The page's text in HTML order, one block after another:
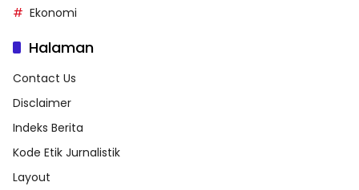
Ekonomi
Halaman
Contact Us
Disclaimer
Indeks Berita
Kode Etik Jurnalistik
Layout